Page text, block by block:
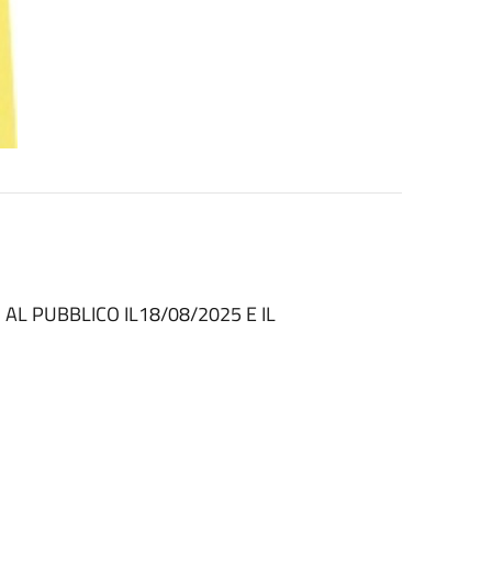
AL PUBBLICO IL18/08/2025 E IL